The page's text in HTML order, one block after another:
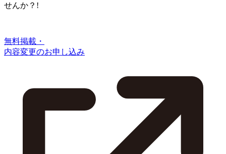
せんか？!
無料掲載・
内容変更のお申し込み